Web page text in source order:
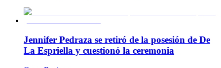
Jennifer Pedraza se retiró de la posesión de De
La Espriella y cuestionó la ceremonia